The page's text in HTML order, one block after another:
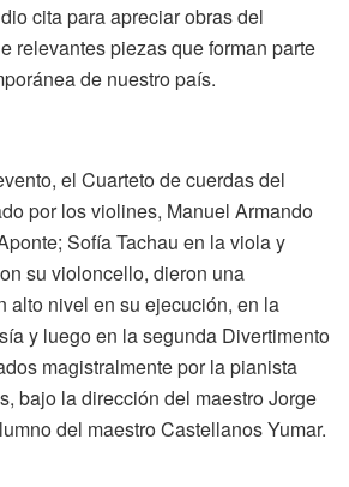
cita para apreciar obras del
relevantes piezas que forman parte
de nuestro país.
el Cuarteto de cuerdas del
por los violines, Manuel Armando
Sofía Tachau en la viola y
su violoncello, dieron una
alto nivel en su ejecución, en la
y luego en la segunda Divertimento
magistralmente por la pianista
bajo la dirección del maestro Jorge
del maestro Castellanos Yumar.